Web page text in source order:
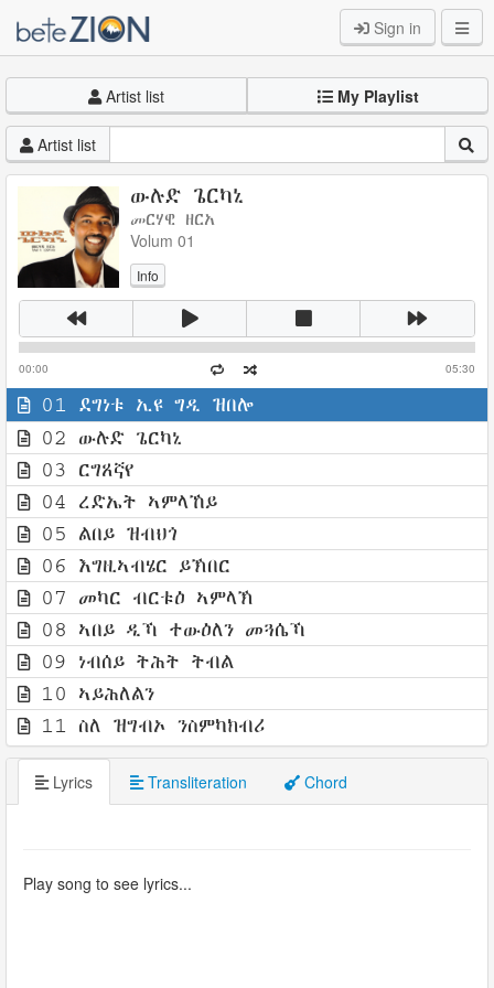
Sign in
Artist list My Playlist
Artist list
ውሉድ ጌርካኒ
መርሃዊ ዘርአ
Volum 01
Info
00:00 05:30
01 ደግነቱ ኢዩ ግዲ ዝበሎ
02 ውሉድ ጌርካኒ
03 ርግጸኛየ
04 ረድኤት ኣምላኸይ
05 ልበይ ዝብህጎ
06 እግዚኣብሄር ይኽበር
07 መካር ብርቱዕ ኣምላኽ
08 ኣበይ ዲኻ ተውዕለን መጓሴኻ
09 ነብሰይ ትሕት ትብል
10 ኣይሕለልን
11 ስለ ዝግብኦ ንስምካክብሪ
Lyrics Transliteration Chord
Play song to see lyrics...